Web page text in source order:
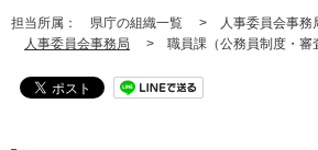
担当所属： 県庁の組織一覧 > 人事委員会事
人事委員会事務局 > 職員課（公務員制度・